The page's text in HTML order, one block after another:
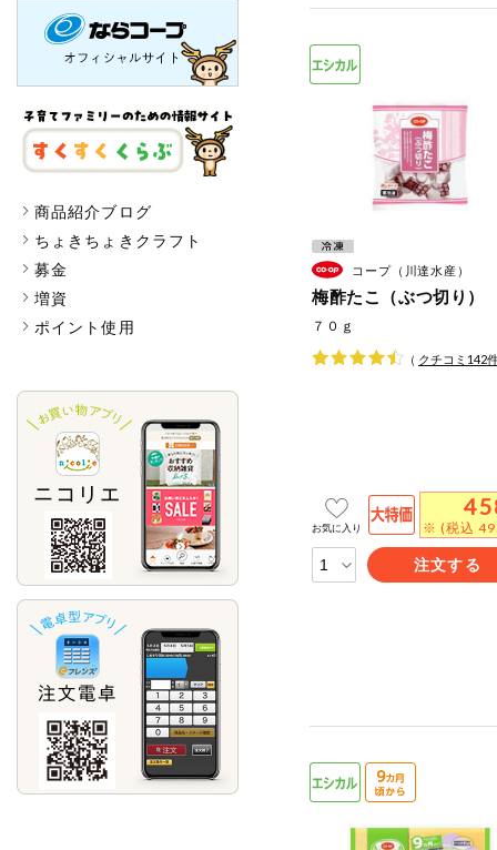
商品紹介ブログ
ちょきちょきクラフト
募金
増資
ポイント使用
コープ（川達水産）
梅酢たこ（ぶつ切り）
７０ｇ
（ クチコミ 142
お気に入り ※ (税込
注文する